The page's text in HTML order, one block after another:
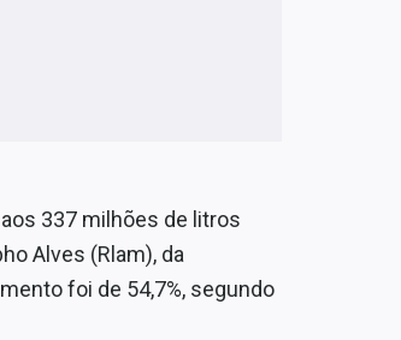
337 milhões de litros
Alves (Rlam), da
foi de 54,7%, segundo